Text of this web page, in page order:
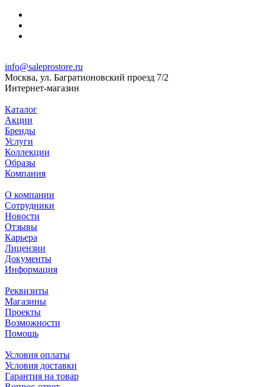
info@saleprostore.ru
Москва, ул. Багратионовский проезд 7/2
Интернет-магазин
Каталог
Акции
Бренды
Услуги
Коллекции
Образы
Компания
О компании
Сотрудники
Новости
Отзывы
Карьера
Лицензии
Документы
Информация
Реквизиты
Магазины
Проекты
Возможности
Помощь
Условия оплаты
Условия доставки
Гарантия на товар